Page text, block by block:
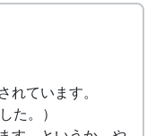
を披露・演奏
。
、私達の命を
ています。
た。）